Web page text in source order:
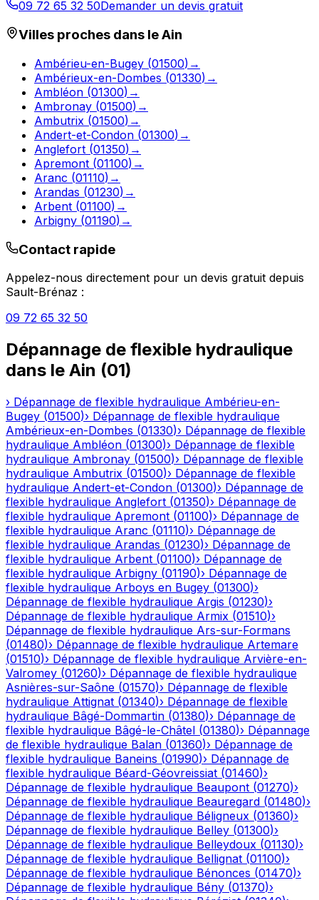
09 72 65 32 50Demander un devis gratuit
Villes proches dans leAin
Ambérieu-en-Bugey (01500) →
Ambérieux-en-Dombes (01330) →
Ambléon (01300) →
Ambronay (01500) →
Ambutrix (01500) →
Andert-et-Condon (01300) →
Anglefort (01350) →
Apremont (01100) →
Aranc (01110) →
Arandas (01230) →
Arbent (01100) →
Arbigny (01190) →
Contact rapide
Appelez-nous directement pour un devis gratuit depuis
Sault-Brénaz :
09 72 65 32 50
Dépannage de flexible hydraulique
dans le Ain (01)
› Dépannage de flexible hydraulique Ambérieu-en-
Bugey (01500)› Dépannage de flexible hydraulique
Ambérieux-en-Dombes (01330)› Dépannage de flexible
hydraulique Ambléon (01300)› Dépannage de flexible
hydraulique Ambronay (01500)› Dépannage de flexible
hydraulique Ambutrix (01500)› Dépannage de flexible
hydraulique Andert-et-Condon (01300)› Dépannage de
flexible hydraulique Anglefort (01350)› Dépannage de
flexible hydraulique Apremont (01100)› Dépannage de
flexible hydraulique Aranc (01110)› Dépannage de
flexible hydraulique Arandas (01230)› Dépannage de
flexible hydraulique Arbent (01100)› Dépannage de
flexible hydraulique Arbigny (01190)› Dépannage de
flexible hydraulique Arboys en Bugey (01300)›
Dépannage de flexible hydraulique Argis (01230)›
Dépannage de flexible hydraulique Armix (01510)›
Dépannage de flexible hydraulique Ars-sur-Formans
(01480)› Dépannage de flexible hydraulique Artemare
(01510)› Dépannage de flexible hydraulique Arvière-en-
Valromey (01260)› Dépannage de flexible hydraulique
Asnières-sur-Saône (01570)› Dépannage de flexible
hydraulique Attignat (01340)› Dépannage de flexible
hydraulique Bâgé-Dommartin (01380)› Dépannage de
flexible hydraulique Bâgé-le-Châtel (01380)› Dépannage
de flexible hydraulique Balan (01360)› Dépannage de
flexible hydraulique Baneins (01990)› Dépannage de
flexible hydraulique Béard-Géovreissiat (01460)›
Dépannage de flexible hydraulique Beaupont (01270)›
Dépannage de flexible hydraulique Beauregard (01480)›
Dépannage de flexible hydraulique Béligneux (01360)›
Dépannage de flexible hydraulique Belley (01300)›
Dépannage de flexible hydraulique Belleydoux (01130)›
Dépannage de flexible hydraulique Bellignat (01100)›
Dépannage de flexible hydraulique Bénonces (01470)›
Dépannage de flexible hydraulique Bény (01370)›